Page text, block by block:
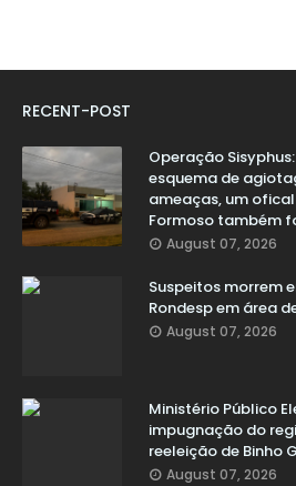
RECENT-POST
Operação
esquema de
ameaças, um
Formoso também
August 07, 2026
Suspeitos morrem
Rondesp em área
August 07, 2026
Ministério Público
impugnação do
reeleição de Binho
August 07, 2026